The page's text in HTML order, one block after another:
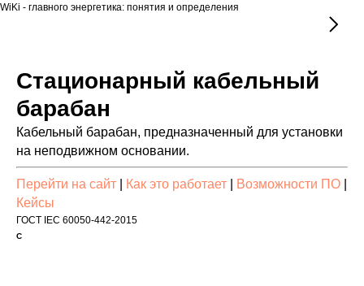
WiKi - главного энергетика: понятия и определения
Стационарный кабельный
барабан
Кабельный барабан, предназначенный для установки
на неподвижном основании.
Перейти на сайт Как это работает Возможности ПО
Кейсы
ГОСТ IEC 60050-442-2015
С